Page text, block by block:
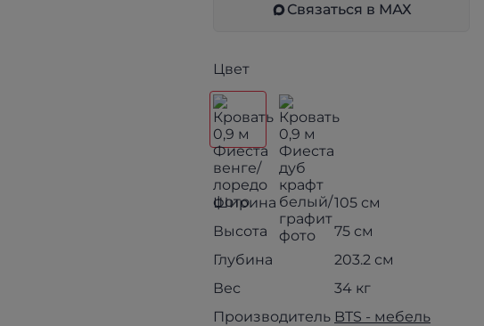
Связаться в МАХ
Цвет
Ширина
105 см
Высота
75 см
Глубина
203.2 см
Вес
34 кг
Производитель BTS - мебель